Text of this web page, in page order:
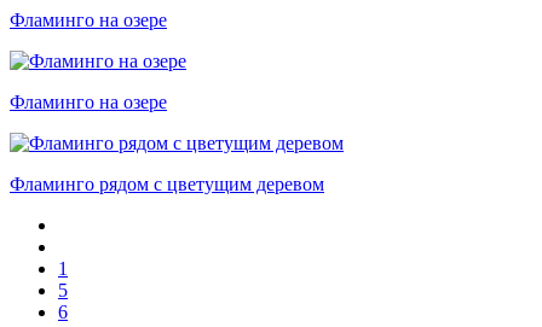
Фламинго на озере
Фламинго на озере
Фламинго рядом с цветущим деревом
1
5
6